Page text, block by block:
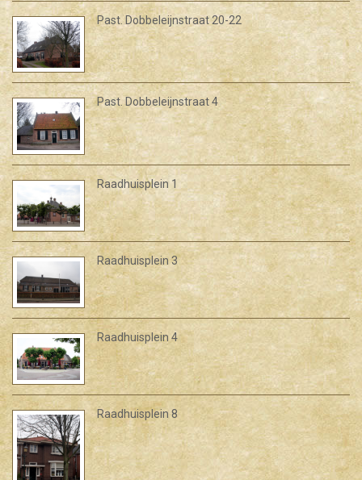
Past. Dobbeleijnstraat 20-22
Past. Dobbeleijnstraat 4
Raadhuisplein 1
Raadhuisplein 3
Raadhuisplein 4
Raadhuisplein 8